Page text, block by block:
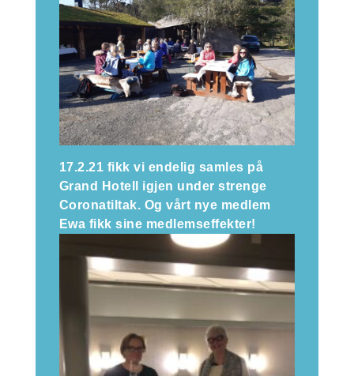
17.2.21 fikk vi endelig samles på
Grand Hotell igjen under strenge
Coronatiltak. Og vårt nye medlem
Ewa fikk sine medlemseffekter!